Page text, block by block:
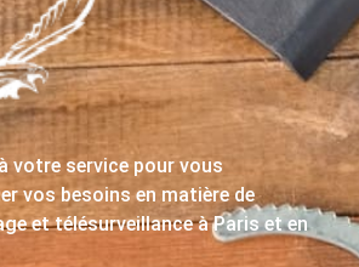
votre service pour vous
vos besoins en matière de
et télésurveillance à Paris et en